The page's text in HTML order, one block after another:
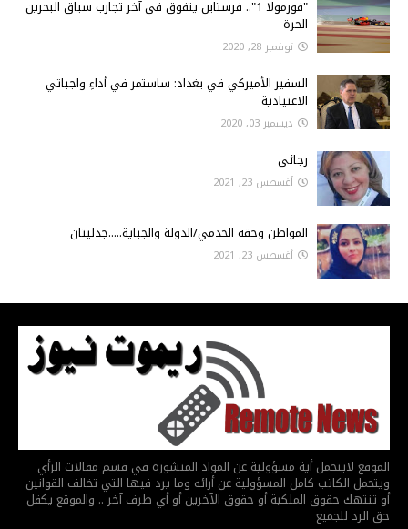
"فورمولا 1".. فرستابن يتفوق في آخر تجارب سباق البحرين
الحرة
نوفمبر 28, 2020
السفير الأميركي في بغداد: ساستمر في أداءِ واجباتي
الاعتيادية
ديسمبر 03, 2020
رجائي
أغسطس 23, 2021
المواطن وحقه الخدمي/الدولة والجباية.....جدليتان
أغسطس 23, 2021
الموقع لايتحمل أية مسؤولية عن المواد المنشورة في قسم مقالات الرأي
ويتحمل الكاتب كامل المسؤولية عن أرائه وما يرد فيها التي تخالف القوانين
أو تنتهك حقوق الملكية أو حقوق الآخرين أو أي طرف آخر .. والموقع يكفل
حق الرد للجميع